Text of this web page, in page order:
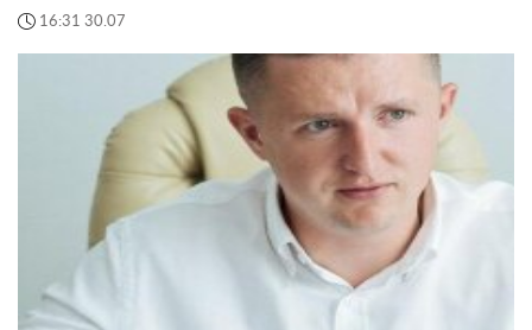
16:31 30.07